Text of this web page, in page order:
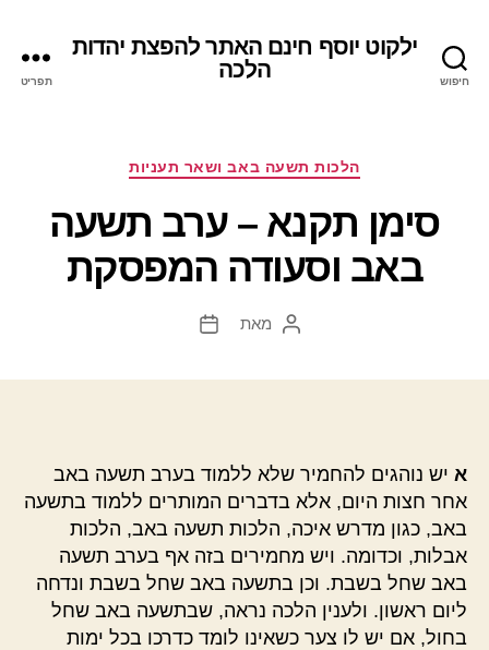
חיפוש
ילקוט יוסף חינם האתר להפצת יהדות
הלכה
תפריט
קטגוריות
הלכות תשעה באב ושאר תעניות
סימן תקנא – ערב תשעה
באב וסעודה המפסקת
המחבר
מאת
תאריך
א יש נוהגים להחמיר שלא ללמוד בערב תשעה באב
אחר חצות היום, אלא בדברים המותרים ללמוד בתשעה
באב, כגון מדרש איכה, הלכות תשעה באב, הלכות
אבלות, וכדומה. ויש מחמירים בזה אף בערב תשעה
באב שחל בשבת. וכן בתשעה באב שחל בשבת ונדחה
ליום ראשון. ולענין הלכה נראה, שבתשעה באב שחל
בחול, אם יש לו צער כשאינו לומד כדרכו בכל ימות